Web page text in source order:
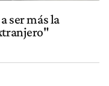
ser más la